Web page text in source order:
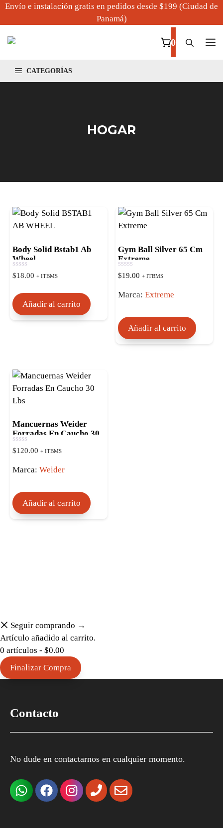
Saltar
Envío e instalación gratis en pedidos desde $199 (Ciudad de
Panamá)
0
CATEGORÍAS
HOGAR
Body Solid Bstab1 Ab
Wheel
0
d
5
$18.00 + ITBMS
Añadir al carrito
Gym Ball Silver 65 Cm
Extreme
0
d
5
$19.00 + ITBMS
Marca:Extreme
Añadir al carrito
Mancuernas Weider
Forradas En Caucho 30
Lbs
0
d
5
$120.00 + ITBMS
Marca: Weider
Añadir al carrito
Seguir comprando →
Artículo añadido al carrito.
0 artículos - $0.00
Finalizar Compra
Contacto
No dude en contactarnos en cualquier momento.